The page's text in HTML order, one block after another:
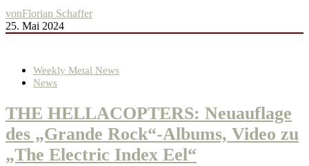
vonFlorian Schaffer
25. Mai 2024
Weekly Metal News
News
THE HELLACOPTERS: Neuauflage
des „Grande Rock“-Albums, Video zu
„The Electric Index Eel“